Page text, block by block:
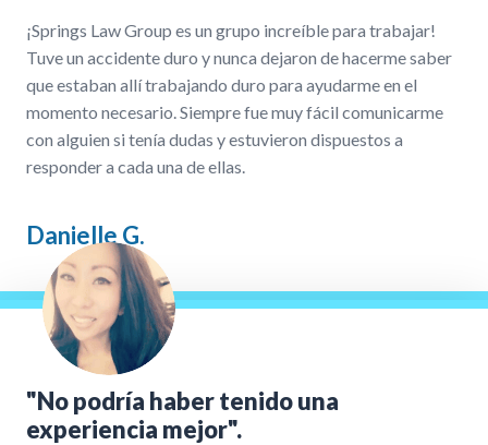
¡Springs Law Group es un grupo increíble para trabajar!
Tuve un accidente duro y nunca dejaron de hacerme saber
que estaban allí trabajando duro para ayudarme en el
momento necesario. Siempre fue muy fácil comunicarme
con alguien si tenía dudas y estuvieron dispuestos a
responder a cada una de ellas.
Danielle G.
"No podría haber tenido una
experiencia mejor".